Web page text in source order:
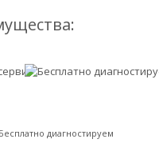
Бесплатно диагностируем